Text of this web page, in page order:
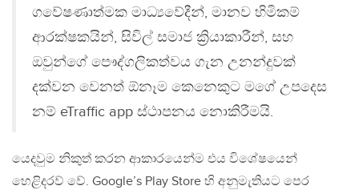
ගවේෂණාත්මක මාධ්‍යවේදීන්, මානව හිමිකම්
ආරක්ෂකයින්, සිවිල් සමාජ ක්‍රියාකාරීන්, සහ
ඔවුන්ගේ පෞද්ගලිකත්වය ගැන උනන්දුවක්
දක්වන වෙනත් ඕනෑම කෙනෙකුට මගේ උපදෙස
නම් eTraffic app ස්ථාපනය නොකිරීමයි.
යෙදවුම නිකුත් කරන ආකාරයෙන්ම එය විශේෂයෙන්
හෙළිදරව් වේ. Google’s Play Store හි අනුමැතියට පෙර